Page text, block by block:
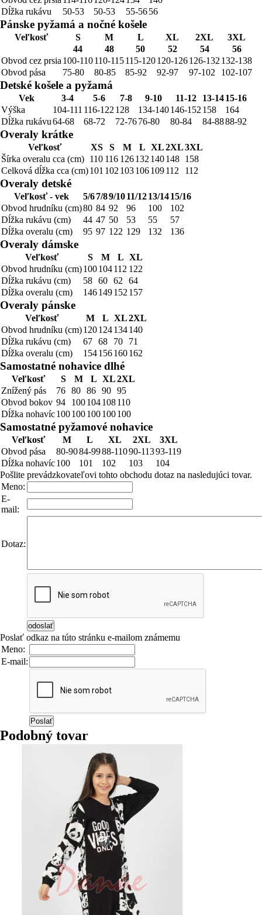
Dĺžka rukávu
50-53 50-53 55-5656
Pánske pyžamá a nočné košele
Veľkosť S M L XL 2XL
3XL
44
48 50 52 54
56
Obvod cez prsia 100-110110-115115-120120-126126-132 132-138
Obvod pása
75-80 80-85 85-92 92-97 97-102 102-107
Detské košele a pyžamá
Vek 3-4 5-6 7-8 9-10 11-12 13-1415-16
Výška
104-111 116-122 128 134-140146-152 158
164
Dĺžka rukávu64-68 68-72 72-7676-80 80-84 84-8888-92
Overaly krátke
Veľkosť XS S M L XL2XL3XL
Šírka overalu cca (cm) 110 116 126132 140148 158
Celková dĺžka cca (cm)101 102 103106109112 112
Overaly detské
Veľkosť - vek 5/67/89/1011/1213/1415/16
Obvod hrudníku (cm)80 84 92 96 100
102
Dĺžka rukávu (cm)
44 47 50 53 55
57
Dĺžka overalu (cm)
95 97 122 129 132 136
Overaly dámske
Veľkosť S M L XL
Obvod hrudníku (cm)100104112 122
Dĺžka rukávu (cm)
58 60 62
64
Dĺžka overalu (cm)
146149152 157
Overaly pánske
Veľkosť M L XL2XL
Obvod hrudníku (cm)120124134140
Dĺžka rukávu (cm)
67 68 70
71
Dĺžka overalu (cm)
154156160162
Samostatné nohavice dlhé
Veľkosť S M L XL2XL
Znížený pás
76 80 86 90 95
Obvod bokov 94 100104108110
Dĺžka nohavíc100100100100100
Samostatné pyžamové nohavice
Veľkosť M L XL 2XL
3XL
Obvod pása
80-9084-9988-11090-11393-119
Dĺžka nohavíc100 101 102 103
104
Pošlite prevádzkovateľovi tohto obchodu dotaz na nasledujúci tovar.
Meno:
E-
mail:
Dotaz:
Poslať odkaz na túto stránku e-mailom známemu
Meno:
E-mail:
Podobný tovar